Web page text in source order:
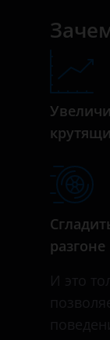
Chery
Chevrolet
Chrysler
Daewoo
Datsun
разгоне